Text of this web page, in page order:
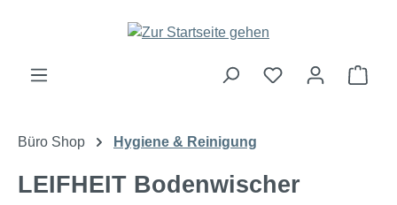
Zum Hauptinhalt springen
Büro Shop Hygiene & Reinigung
LEIFHEIT Bodenwischer